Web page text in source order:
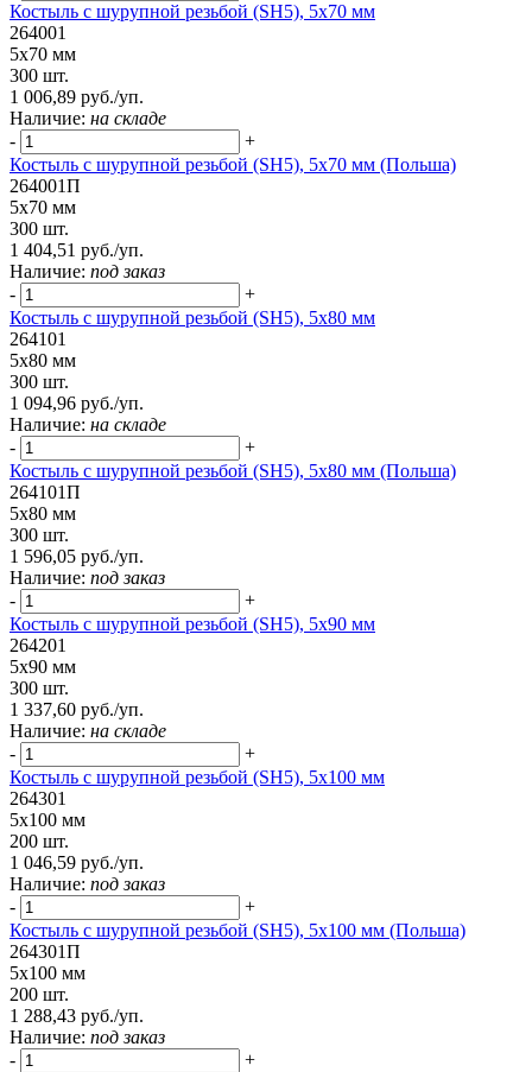
Костыль с шурупной резьбой (SH5), 5х70 мм
264001
5х70 мм
300 шт.
1 006,89 руб./уп.
Наличие: на складе
-
+
Костыль с шурупной резьбой (SH5), 5х70 мм (Польша)
264001П
5х70 мм
300 шт.
1 404,51 руб./уп.
Наличие: под заказ
-
+
Костыль с шурупной резьбой (SH5), 5х80 мм
264101
5х80 мм
300 шт.
1 094,96 руб./уп.
Наличие: на складе
-
+
Костыль с шурупной резьбой (SH5), 5х80 мм (Польша)
264101П
5х80 мм
300 шт.
1 596,05 руб./уп.
Наличие: под заказ
-
+
Костыль с шурупной резьбой (SH5), 5х90 мм
264201
5х90 мм
300 шт.
1 337,60 руб./уп.
Наличие: на складе
-
+
Костыль с шурупной резьбой (SH5), 5х100 мм
264301
5х100 мм
200 шт.
1 046,59 руб./уп.
Наличие: под заказ
-
+
Костыль с шурупной резьбой (SH5), 5х100 мм (Польша)
264301П
5х100 мм
200 шт.
1 288,43 руб./уп.
Наличие: под заказ
-
+